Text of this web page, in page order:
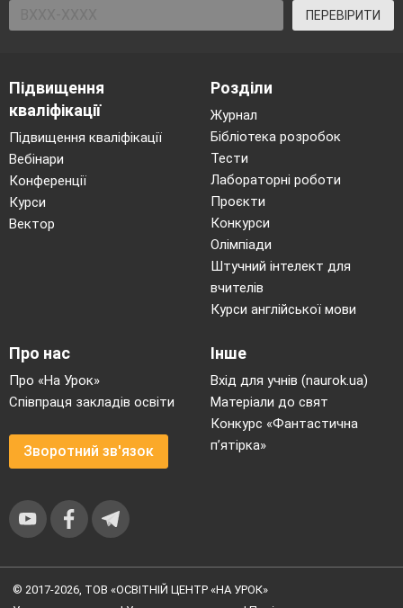
ПЕРЕВІРИТИ
Підвищення
кваліфікації
Підвищення кваліфікації
Вебінари
Конференції
Курси
Вектор
Розділи
Журнал
Бібліотека розробок
Тести
Лабораторні роботи
Проєкти
Конкурси
Олімпіади
Штучний інтелект для
вчителів
Курси англійської мови
Про нас
Про «На Урок»
Співпраця закладів освіти
Зворотний зв'язок
Інше
Вхід для учнів (naurok.ua)
Матеріали до свят
Конкурс «Фантастична
п’ятірка»
© 2017-2026, ТОВ «ОСВІТНІЙ ЦЕНТР «НА УРОК»